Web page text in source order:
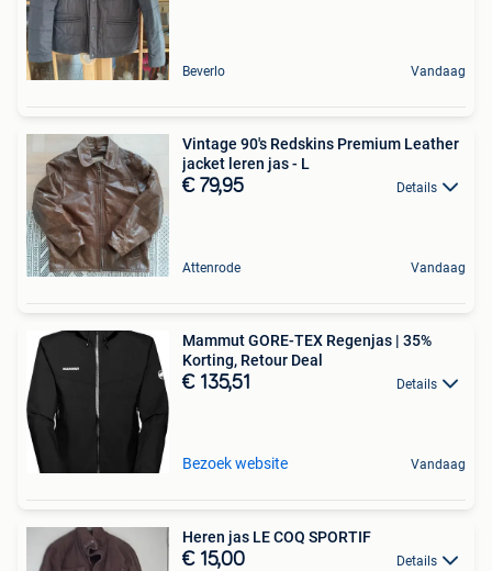
Beverlo Vandaag
Vintage 90's Redskins Premium Leather
jacket leren jas - L
€ 79,95 Details
Attenrode Vandaag
Mammut GORE-TEX Regenjas | 35%
Korting, Retour Deal
€ 135,51 Details
Bezoek website Vandaag
Heren jas LE COQ SPORTIF
€ 15,00 Details